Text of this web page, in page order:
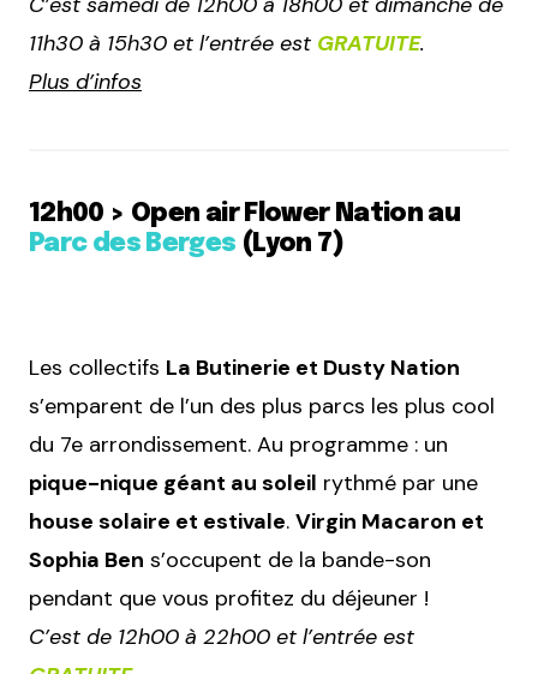
11h30 à 15h30 et l’entrée est GRATUITE.
Plus d’infos
12h00 > Open air Flower Nation au
Parc des Berges (Lyon 7)
Les collectifs La Butinerie et Dusty Nation
s’emparent de l’un des plus parcs les plus cool
du 7e arrondissement. Au programme : un
pique-nique géant au soleil rythmé par une
house solaire et estivale. Virgin Macaron et
Sophia Ben s’occupent de la bande-son
pendant que vous profitez du déjeuner !
C’est de 12h00 à 22h00 et l’entrée est